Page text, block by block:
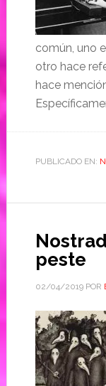
común, uno
otro hace
hace
PUBLICADO EN:
peste
02/04/2019POR